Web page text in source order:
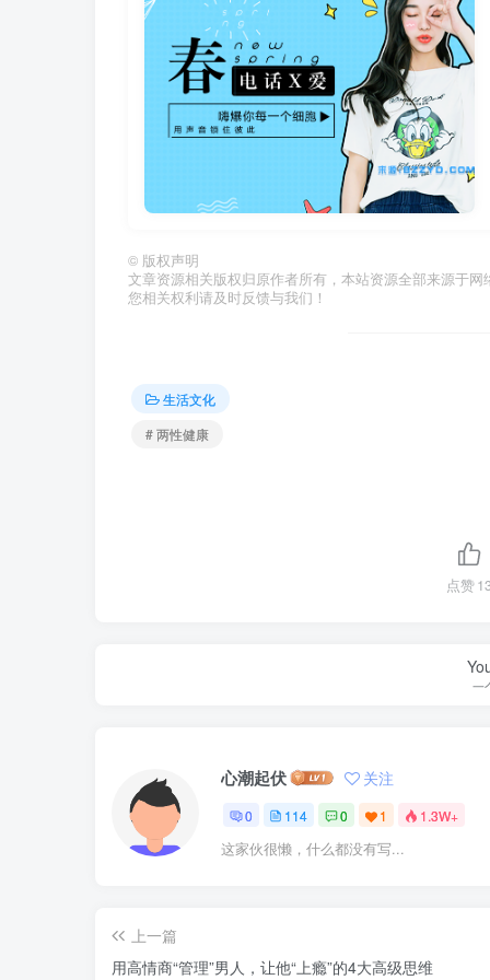
© 版权声明
文章资源相关版权归原作者所有，本站资源全部来源于
您相关权利请及时反馈与我们！
生活文化
# 两性健康
点赞
一
心潮起伏 关注
0 114 0 1 1.3W+
这家伙很懒，什么都没有写...
上一篇
用高情商“管理”男人，让他“上瘾”的4大高级思维